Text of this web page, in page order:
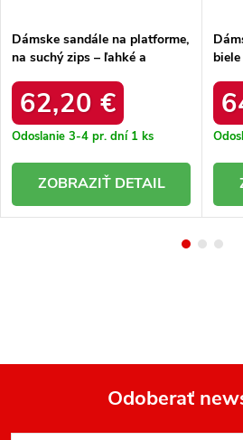
Dámske sandále na platforme,
na suchý zips – ľahké a
62,20 €
Odoslanie 3-4 pr. dní 1 ks
DETAIL
Odoberať